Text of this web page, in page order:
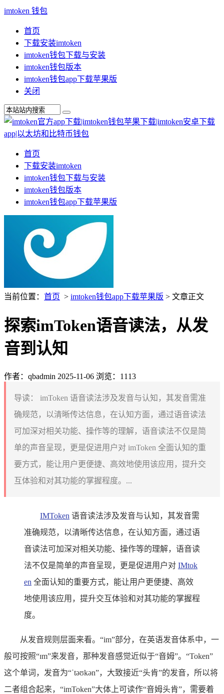
imtoken 钱包
首页
下载安装imtoken
imtoken钱包下载与安装
imtoken钱包版本
imtoken钱包app下载苹果版
关闭
首页
下载安装imtoken
imtoken钱包下载与安装
imtoken钱包版本
imtoken钱包app下载苹果版
当前位置： 首页 > imtoken钱包app下载苹果版 > 文章正文
探索imToken语音读法，从发
音到认知
作者：qbadmin 2025-11-06 浏览：1113
导读：
imToken 语音读法涉及发音与认知，其发音需准
确规范，以清晰传达信息，在认知方面，通过语音读法
可加深对相关功能、操作等的理解，语音读法不仅是简
单的声音呈现，更是促进用户对 imToken 全面认知的重
要方式，能让用户更便捷、高效地使用该应用，提升交
互体验和对其功能的掌握程度。...
IMToken 语音读法涉及发音与认知，其发音需
准确规范，以清晰传达信息，在认知方面，通过语
音读法可加深对相关功能、操作等的理解，语音读
法不仅是简单的声音呈现，更是促进用户对 IMtok
en 全面认知的重要方式，能让用户更便捷、高效
地使用该应用，提升交互体验和对其功能的掌握程
度。
从发音规则层面来看。“im”部分，在英语发音体系中，一
般可按照“ɪm”来发音，那种发音感觉近似于“音姆”。“Token”
这个单词，发音为“ˈtəʊkən”，大致接近“头肯”的发音，所以将
二者组合起来，“imToken”大体上可读作“音姆头肯”，需要着